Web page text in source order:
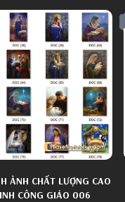
ẢNH CHẤT LƯỢNG CAO
CÔNG GIÁO 006